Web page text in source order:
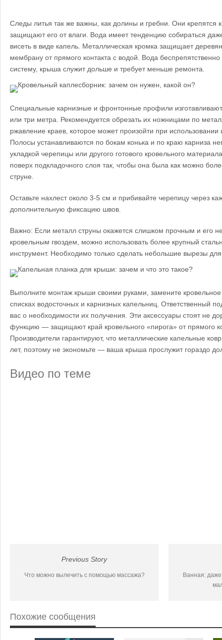
Следы литья так же важны, как долины и гребни. Они крепятся
защищают его от влаги. Вода имеет тенденцию собираться
висеть в виде капель. Металлическая кромка защищает
мембрану от прямого контакта с водой. Вода
систему, крыша служит дольше и требует меньше ремонта.
Специальные карнизные и фронтонные профили
или три метра. Рекомендуется обрезать их ножницами по
ржавление краев, которое может произойти при
Полосы устанавливаются по бокам конька и по краю карниза
укладкой черепицы или другого готового кровельного
поверх подкладочного слоя так, чтобы она была как можно
струне.
Оставьте нахлест около 3-5 см и прибивайте черепицу через
дополнительную фиксацию швов.
Важно: Если металл струны окажется слишком прочным и его
кровельным гвоздем, можно использовать более крупный
инструмент. Необходимо только сделать небольшие вырезы
Выполните монтаж крыши своими руками, замените кровельное
списках водосточных и карнизных капельниц. Ответственный
вас о необходимости их получения. Эти аксессуары стоят не
функцию — защищают край кровельного «пирога» от прямого
Производители гарантируют, что металлические капельные
лет, поэтому не экономьте — ваша крыша прослужит гораздо
Видео по теме
Previous Story
Что можно вылечить с помощью массажа?
Ванная: даже
Похожие сообщения